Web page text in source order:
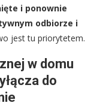
i ponownie
odbiorze i
jest tu priorytetem.
w domu
do